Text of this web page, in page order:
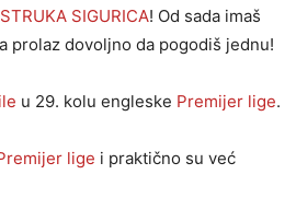
SIGURICA! Od sada imaš
prolaz dovoljno da pogodiš jednu!
u 29. kolu engleske Premijer lige.
lige i praktično su već